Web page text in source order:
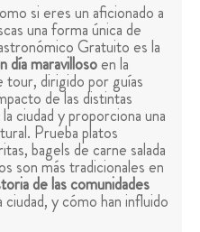
si eres un aficionado a
una forma única de
Gratuito es la
día maravillosoen la
tour, dirigido por guías
de las distintas
ciudad y proporciona una
Prueba platos
bagels de carne salada
son más tradicionales en
de las comunidades
ciudad, y cómo han influido